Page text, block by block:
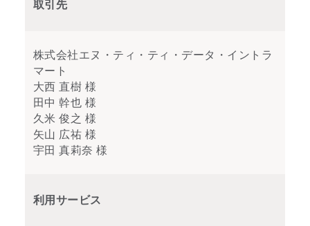
取引先
株式会社エヌ・ティ・ティ・データ・イントラ
マート
大西 直樹 様
田中 幹也 様
久米 俊之 様
矢山 広祐 様
宇田 真莉奈 様
利用サービス